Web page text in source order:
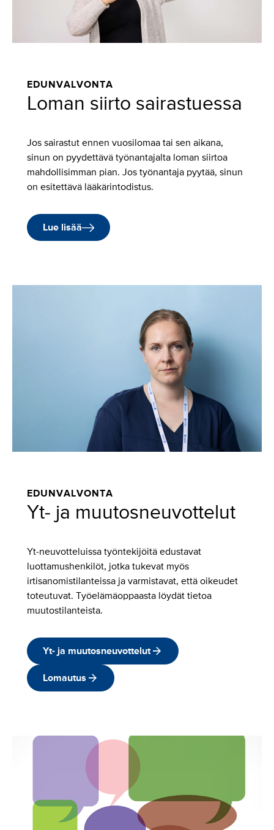
EDUNVALVONTA
Loman siirto sairastuessa
Jos sairastut ennen vuosilomaa tai sen aikana,
sinun on pyydettävä työnantajalta loman siirtoa
mahdollisimman pian. Jos työnantaja pyytää, sinun
on esitettävä lääkärintodistus.
Lue lisää
EDUNVALVONTA
Yt- ja muutosneuvottelut
Yt-neuvotteluissa työntekijöitä edustavat
luottamushenkilöt, jotka tukevat myös
irtisanomistilanteissa ja varmistavat, että oikeudet
toteutuvat. Työelämäoppaasta löydät tietoa
muutostilanteista.
Yt- ja muutosneuvottelut
Lomautus